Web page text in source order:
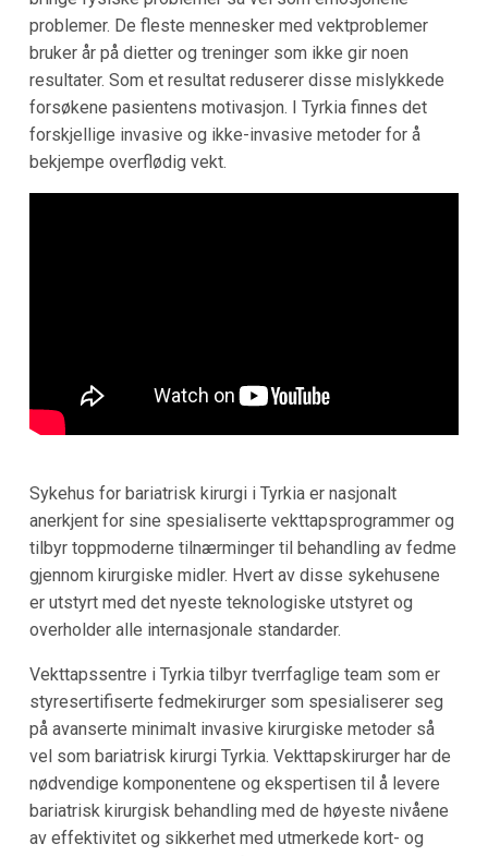
problemer. De fleste mennesker med vektproblemer
bruker år på dietter og treninger som ikke gir noen
resultater. Som et resultat reduserer disse mislykkede
forsøkene pasientens motivasjon. I Tyrkia finnes det
forskjellige invasive og ikke-invasive metoder for å
bekjempe overflødig vekt.
Sykehus for bariatrisk kirurgi i Tyrkia er nasjonalt
anerkjent for sine spesialiserte vekttapsprogrammer og
tilbyr toppmoderne tilnærminger til behandling av fedme
gjennom kirurgiske midler. Hvert av disse sykehusene
er utstyrt med det nyeste teknologiske utstyret og
overholder alle internasjonale standarder.
Vekttapssentre i Tyrkia tilbyr tverrfaglige team som er
styresertifiserte fedmekirurger som spesialiserer seg
på avanserte minimalt invasive kirurgiske metoder så
vel som bariatrisk kirurgi Tyrkia. Vekttapskirurger har de
nødvendige komponentene og ekspertisen til å levere
bariatrisk kirurgisk behandling med de høyeste nivåene
av effektivitet og sikkerhet med utmerkede kort- og